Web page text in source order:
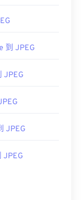
到 JPEG
JPEG
JPEG
JPEG